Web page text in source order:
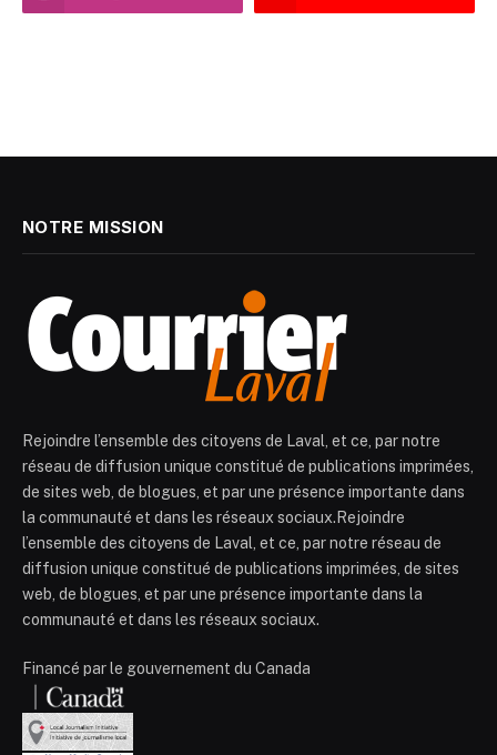
NOTRE MISSION
Rejoindre l’ensemble des citoyens de Laval, et ce, par notre
réseau de diffusion unique constitué de publications imprimées,
de sites web, de blogues, et par une présence importante dans
la communauté et dans les réseaux sociaux.Rejoindre
l’ensemble des citoyens de Laval, et ce, par notre réseau de
diffusion unique constitué de publications imprimées, de sites
web, de blogues, et par une présence importante dans la
communauté et dans les réseaux sociaux.
Financé par le gouvernement du Canada